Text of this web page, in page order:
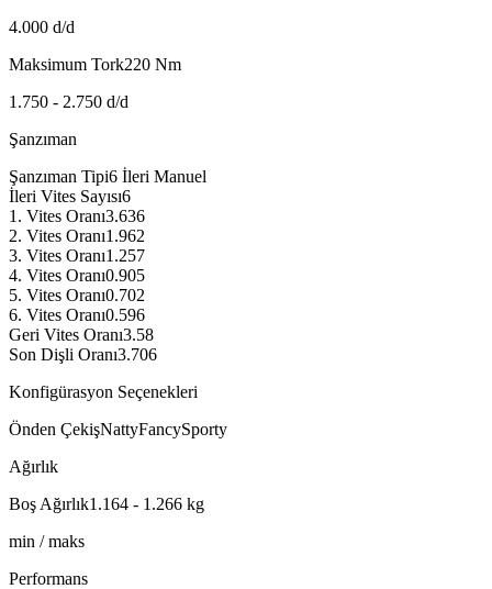
4.000 d/d
Maksimum Tork220 Nm
1.750 - 2.750 d/d
Şanzıman
Şanzıman Tipi6 İleri Manuel
İleri Vites Sayısı6
1. Vites Oranı3.636
2. Vites Oranı1.962
3. Vites Oranı1.257
4. Vites Oranı0.905
5. Vites Oranı0.702
6. Vites Oranı0.596
Geri Vites Oranı3.58
Son Dişli Oranı3.706
Konfigürasyon Seçenekleri
Önden ÇekişNattyFancySporty
Ağırlık
Boş Ağırlık1.164 - 1.266 kg
min / maks
Performans